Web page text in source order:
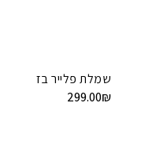
שמלת פלייר בז
299.00₪